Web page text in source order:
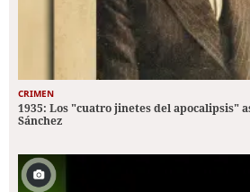
CRIMEN
1935: Los "cuatro jinetes del apocalipsis"
Sánchez